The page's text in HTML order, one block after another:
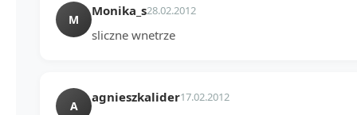
M
Monika_s28.02.2012
sliczne wnetrze
A
agnieszkalider17.02.2012